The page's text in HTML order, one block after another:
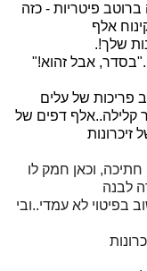
פיטריות - כזה
אלף
שלך!.
אבל זהוא!"
פריכות של עלים
קלילה..אלף דפים של
זיכרונות
וכאן חמק לו
לבנה
בפיטוי לא עמדי..ובי